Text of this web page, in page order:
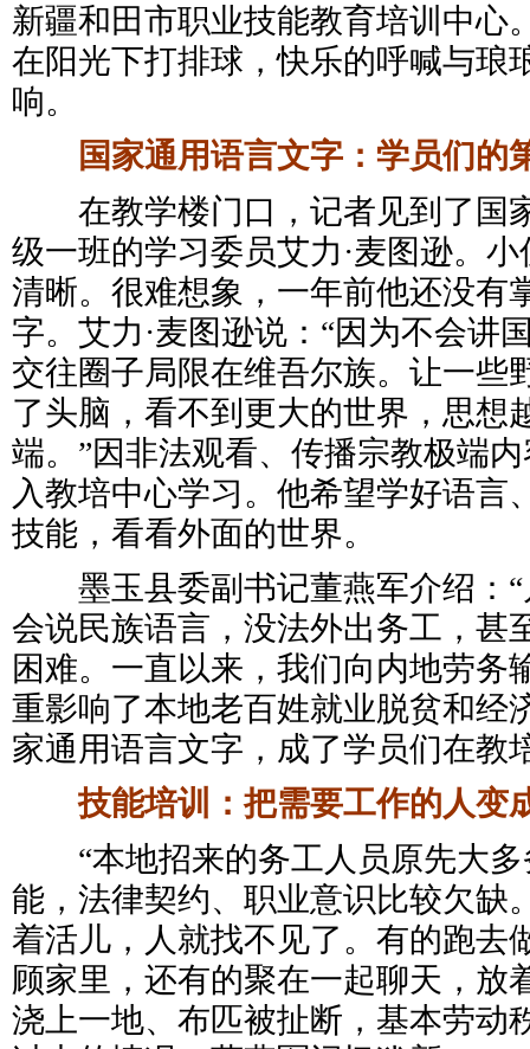
新疆和田市职业技能教育培训中心
在阳光下打排球，快乐的呼喊与琅
响。
国家通用语言文字：学员们的
在教学楼门口，记者见到了国
级一班的学习委员艾力·麦图逊。
清晰。很难想象，一年前他还没有
字。艾力·麦图逊说：“因为不会讲
交往圈子局限在维吾尔族。让一些
了头脑，看不到更大的世界，思想
端。”因非法观看、传播宗教极端
入教培中心学习。他希望学好语言
技能，看看外面的世界。
墨玉县委副书记董燕军介绍：“
会说民族语言，没法外出务工，甚
困难。一直以来，我们向内地劳务
重影响了本地老百姓就业脱贫和经
家通用语言文字，成了学员们在教
技能培训：把需要工作的人变
“本地招来的务工人员原先大多
能，法律契约、职业意识比较欠缺
着活儿，人就找不见了。有的跑去
顾家里，还有的聚在一起聊天，放
浇上一地、布匹被扯断，基本劳动